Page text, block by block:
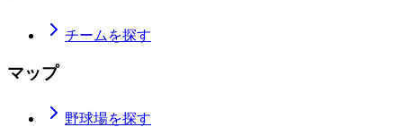
チームを探す
マップ
野球場を探す